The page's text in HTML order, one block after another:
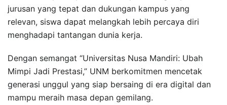
jurusan yang tepat dan dukungan kampus yang
relevan, siswa dapat melangkah lebih percaya diri
menghadapi tantangan dunia kerja.
Dengan semangat “Universitas Nusa Mandiri: Ubah
Mimpi Jadi Prestasi,” UNM berkomitmen mencetak
generasi unggul yang siap bersaing di era digital dan
mampu meraih masa depan gemilang.